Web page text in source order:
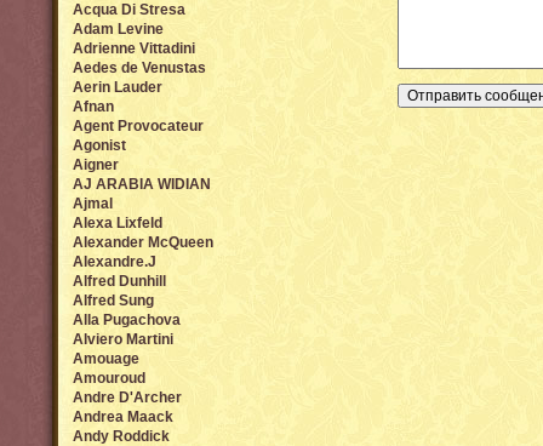
Acqua Di Stresa
Adam Levine
Adrienne Vittadini
Aedes de Venustas
Aerin Lauder
Afnan
Agent Provocateur
Agonist
Aigner
AJ ARABIA WIDIAN
Ajmal
Alexa Lixfeld
Alexander McQueen
Alexandre.J
Alfred Dunhill
Alfred Sung
Alla Pugachova
Alviero Martini
Amouage
Amouroud
Andre D'Archer
Andrea Maack
Andy Roddick